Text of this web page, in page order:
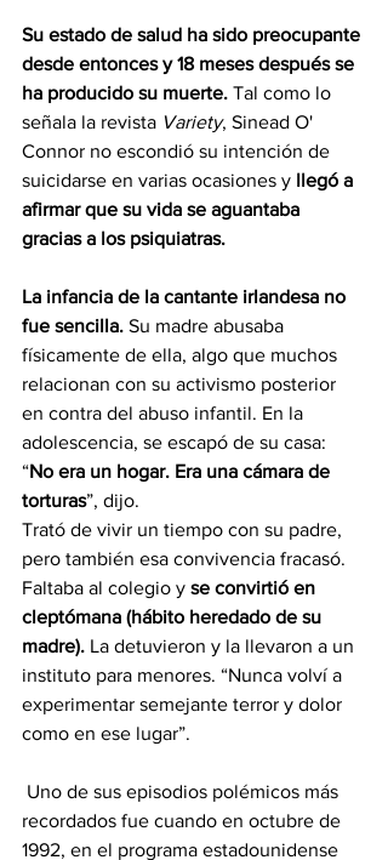
Su estado de salud ha sido preocupante
desde entonces y 18 meses después se
ha producido su muerte. Tal como lo
señala la revista Variety, Sinead O'
Connor no escondió su intención de
suicidarse en varias ocasiones y llegó a
afirmar que su vida se aguantaba
gracias a los psiquiatras.
La infancia de la cantante irlandesa no
fue sencilla. Su madre abusaba
físicamente de ella, algo que muchos
relacionan con su activismo posterior
en contra del abuso infantil. En la
adolescencia, se escapó de su casa:
“No era un hogar. Era una cámara de
torturas”, dijo.
Trató de vivir un tiempo con su padre,
pero también esa convivencia fracasó.
Faltaba al colegio y se convirtió en
cleptómana (hábito heredado de su
madre). La detuvieron y la llevaron a un
instituto para menores. “Nunca volví a
experimentar semejante terror y dolor
como en ese lugar”.
recordados fue cuando en octubre de
1992, en el programa estadounidense